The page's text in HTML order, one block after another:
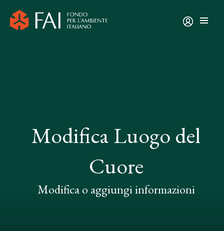
Modifica Luogo del
Cuore
Modifica o aggiungi informazioni